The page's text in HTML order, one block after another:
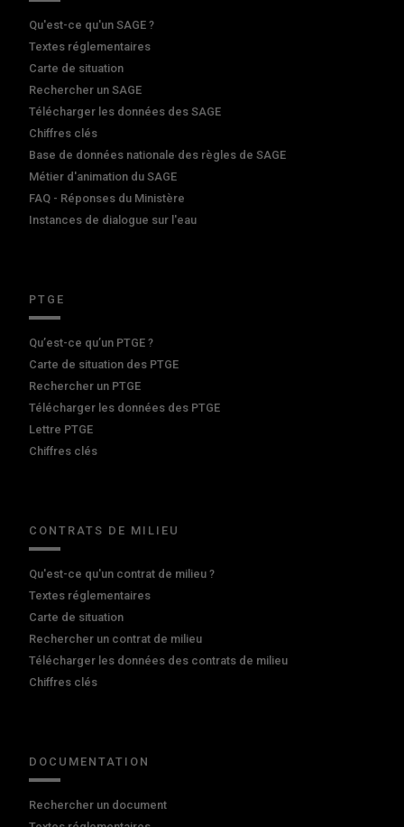
Qu'est-ce qu'un SAGE ?
Textes réglementaires
Carte de situation
Rechercher un SAGE
Télécharger les données des SAGE
Chiffres clés
Base de données nationale des règles de SAGE
Métier d'animation du SAGE
FAQ - Réponses du Ministère
Instances de dialogue sur l'eau
PTGE
Qu’est-ce qu’un PTGE ?
Carte de situation des PTGE
Rechercher un PTGE
Télécharger les données des PTGE
Lettre PTGE
Chiffres clés
CONTRATS DE MILIEU
Qu'est-ce qu'un contrat de milieu ?
Textes réglementaires
Carte de situation
Rechercher un contrat de milieu
Télécharger les données des contrats de milieu
Chiffres clés
DOCUMENTATION
Rechercher un document